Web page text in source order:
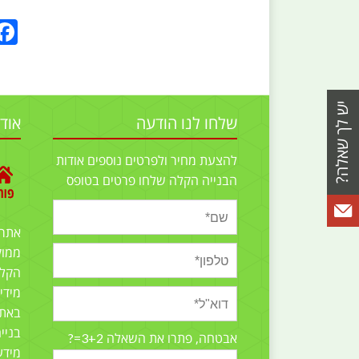
שלחו לנו הודעה
להצעת מחיר ולפרטים נוספים אודות
הבנייה הקלה שלחו פרטים בטופס
אבטחה, פתרו את השאלה 3+2=?
אתר